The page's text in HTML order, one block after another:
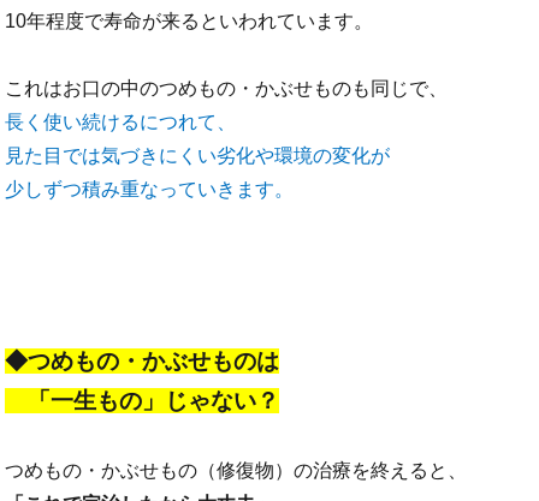
10年程度で寿命が来るといわれています。
これはお口の中のつめもの・かぶせものも同じで、
長く使い続けるにつれて、
見た目では気づきにくい劣化や環境の変化が
少しずつ積み重なっていきます。
◆つめもの・かぶせものは
「一生もの」じゃない？
つめもの・かぶせもの（修復物）の治療を終えると、